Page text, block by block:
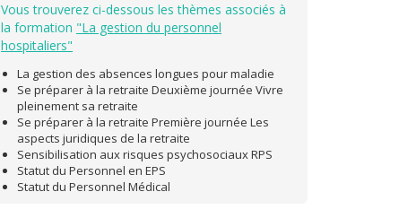
Vous trouverez ci-dessous les thèmes associés à
la formation "La gestion du personnel
hospitaliers"
La gestion des absences longues pour maladie
Se préparer à la retraite Deuxième journée Vivre
pleinement sa retraite
Se préparer à la retraite Première journée Les
aspects juridiques de la retraite
Sensibilisation aux risques psychosociaux RPS
Statut du Personnel en EPS
Statut du Personnel Médical